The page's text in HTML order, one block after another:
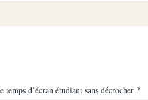
d’écran étudiant sans décrocher ?